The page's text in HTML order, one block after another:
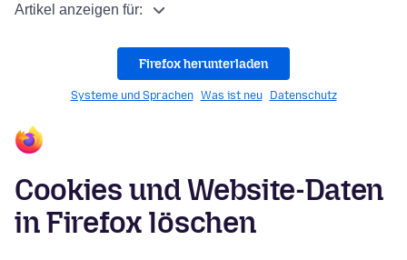
Artikel anzeigen für:
Firefox herunterladen
Systeme und Sprachen Was ist neu Datenschutz
Cookies und Website-Daten
in Firefox löschen